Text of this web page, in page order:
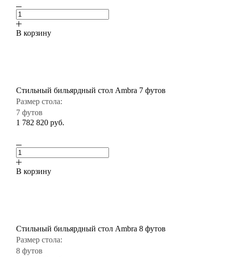
В корзину
Стильный бильярдный стол Ambra 7 футов
Размер стола:
7 футов
1 782 820 руб.
В корзину
Стильный бильярдный стол Ambra 8 футов
Размер стола:
8 футов